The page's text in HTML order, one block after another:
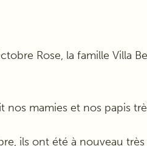
Rose, la famille Villa
nos mamies et nos papis
ils ont été à nouveau